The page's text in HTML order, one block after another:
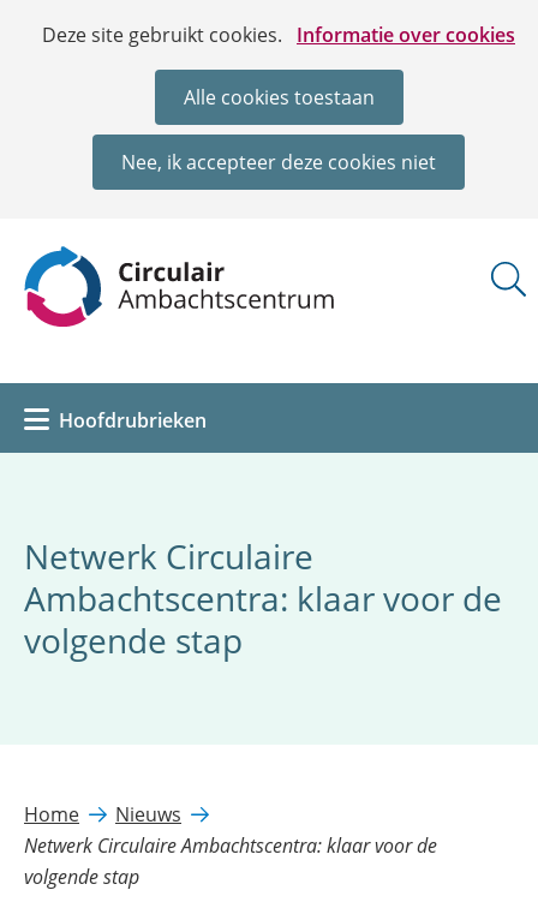
Cookies
Deze site gebruikt cookies. Informatie over cookies
Hier
deze
website
worden
of
geweigerd.
Alle cookies toestaan
Nee, ik accepteer deze cookies niet
Ga
de
inhoud
Hoofdrubrieken
Netwerk Circulaire
Ambachtscentra: klaar voor de
volgende stap
Home
Nieuws
Netwerk Circulaire Ambachtscentra: klaar voor de
volgende stap